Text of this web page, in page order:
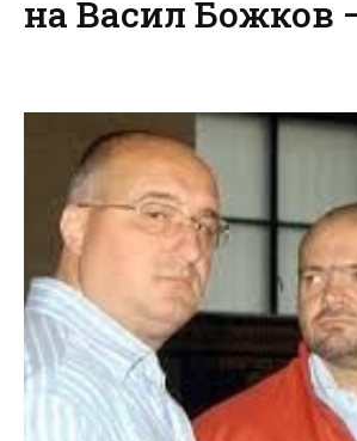
на Васил Божков